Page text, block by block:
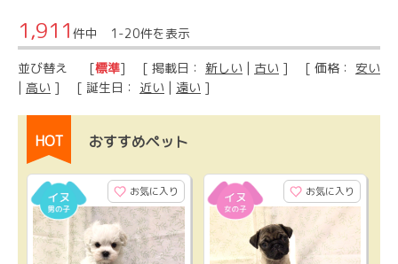
1,911 件中 1-20件を表示
並び替え [標準] [ 掲載日： 新しい | 古い ] [ 価格： 安い
| 高い ] [ 誕生日： 近い | 遠い ]
HOT おすすめペット
お気に入り お気に入り